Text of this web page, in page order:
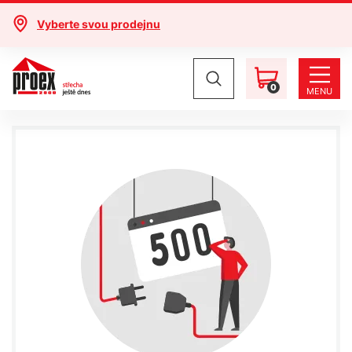
Vyberte svou prodejnu
0 MENU